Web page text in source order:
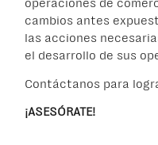
cambios antes
las acciones
el desarrollo de sus
Contáctanos para
¡ASESÓRATE!